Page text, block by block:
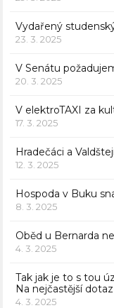
Vydařený
23. 3. 2025
V Senátu
20. 3. 2025
V elektroTAXI za
17. 3. 2025
Hradečáci a
12. 3. 2025
Hospoda v Buku
8. 3. 2025
Oběd u Bernarda
4. 3. 2025
Tak jak je to s tou
Na nejčastější
4. 3. 2025